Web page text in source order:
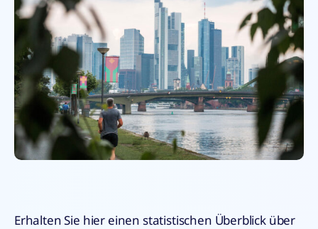
Erhalten Sie hier einen statistischen Überblick über